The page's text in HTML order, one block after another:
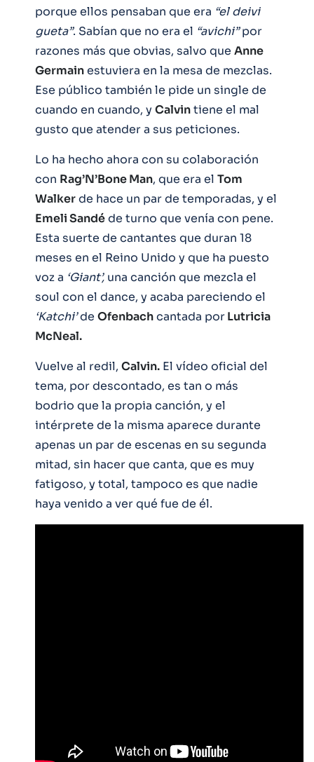
porque ellos pensaban que era “el deivi
gueta”. Sabían que no era el “avichi”por
razones más que obvias, salvo que Anne
Germainestuviera en la mesa de mezclas.
Ese público también le pide un single de
cuando en cuando, y Calvintiene el mal
gusto que atender a sus peticiones.
Lo ha hecho ahora con su colaboración
con Rag’N’Bone Man, que era el Tom
Walkerde hace un par de temporadas, y el
Emeli Sandéde turno que venía con pene.
Esta suerte de cantantes que duran 18
meses en el Reino Unido y que ha puesto
voz a ‘Giant’, una canción que mezcla el
soul con el dance, y acaba pareciendo el
‘Katchi’de Ofenbachcantada porLutricia
McNeal.
Vuelve al redil, Calvin. El vídeo oficial del
tema, por descontado, es tan o más
bodrio que la propia canción, y el
intérprete de la misma aparece durante
apenas un par de escenas en su segunda
mitad, sin hacer que canta, que es muy
fatigoso, y total, tampoco es que nadie
haya venido a ver qué fue de él.